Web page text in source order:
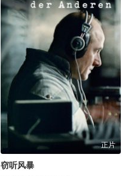
正片
窃听风暴